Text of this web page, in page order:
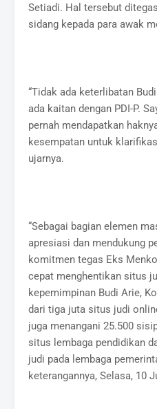
Setiadi. Hal tersebut
sidang kepada para awak
“Tidak ada keterlibatan
ada kaitan dengan PDI-P.
pernah mendapatkan
kesempatan untuk
ujarnya.
“Sebagai bagian elemen
apresiasi dan mendukung
komitmen tegas Eks
cepat menghentikan situs
kepemimpinan Budi Arie,
dari tiga juta situs judi
juga menangani 25.500
situs lembaga pendidikan
judi pada lembaga
keterangannya, Selasa, 10